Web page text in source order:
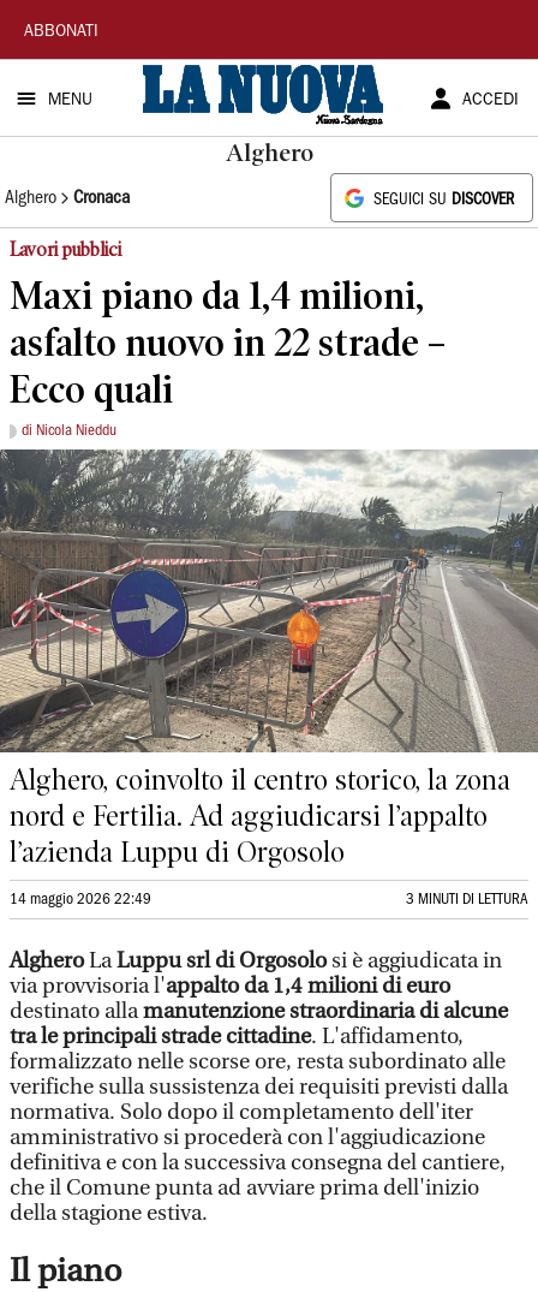
La
Nuova
Sardegna
ABBONATI
MENU ACCEDI
Alghero
Alghero Cronaca SEGUICI SU DISCOVER
Lavori pubblici
Maxi piano da 1,4 milioni,
asfalto nuovo in 22 strade –
Ecco quali
di Nicola Nieddu
Alghero, coinvolto il centro storico, la zona
nord e Fertilia. Ad aggiudicarsi l’appalto
l’azienda Luppu di Orgosolo
14 maggio 2026 22:49 3 MINUTI DI LETTURA
AlgheroLaLuppu srl di Orgosolosi è aggiudicata in
via provvisoria l'appalto da 1,4 milioni di euro
destinato allamanutenzione straordinaria di alcune
tra le principali strade cittadine. L'affidamento,
formalizzato nelle scorse ore, resta subordinato alle
verifiche sulla sussistenza dei requisiti previsti dalla
normativa. Solo dopo il completamento dell'iter
amministrativo si procederà con l'aggiudicazione
definitiva e con la successiva consegna del cantiere,
che il Comune punta ad avviare prima dell'inizio
della stagione estiva.
Il piano